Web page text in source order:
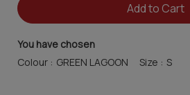
Add to Cart
You have chosen
Colour :
Size :